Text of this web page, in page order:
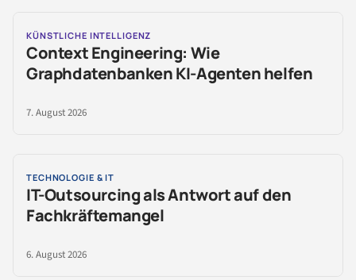
KÜNSTLICHE INTELLIGENZ
Context Engineering: Wie
Graphdatenbanken KI-Agenten helfen
7. August 2026
TECHNOLOGIE & IT
IT-Outsourcing als Antwort auf den
Fachkräftemangel
6. August 2026